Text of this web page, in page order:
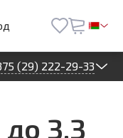
(29) 222-29-33
3,3